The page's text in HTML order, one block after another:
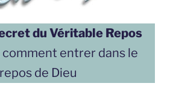
du Véritable Repos
comment entrer dans le
repos de Dieu